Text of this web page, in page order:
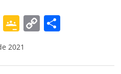
m
Li
n
G
o
o
C
2021